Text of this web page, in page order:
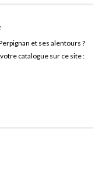
et ses alentours ?
catalogue sur ce site :